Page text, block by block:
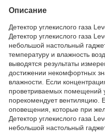
Описание
Детектор углекислого газа
Детектор углекислого газа
небольшой настольный
температуру и влажность
выводятся результаты
достижении некомфортных
влажности. Если
проветриваемых помещений
порекомендует вентиляцию.
оповещения, которые при
Детектор углекислого газа
небольшой настольный